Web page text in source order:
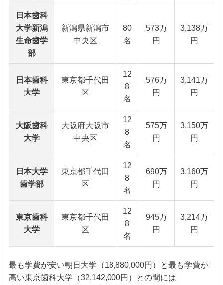
日本歯科
大学新潟
生命歯学
部
新潟県新潟市
中央区
80
名
573万
円
3,138万
円
日本歯科
大学
東京都千代田
区
12
8
名
576万
円
3,141万
円
大阪歯科
大学
大阪府大阪市
中央区
12
8
名
575万
円
3,150万
円
日本大学
歯学部
東京都千代田
区
12
8
名
690万
円
3,160万
円
東京歯科
大学
東京都千代田
区
12
8
名
945万
円
3,214万
円
最も学費が安い朝日大学（18,880,000円）と最も学費が
高い東京歯科大学（32,142,000円）との間には